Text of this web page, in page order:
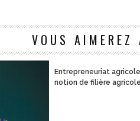
VOUS
Entrepreneuriat
notion de filière agricole